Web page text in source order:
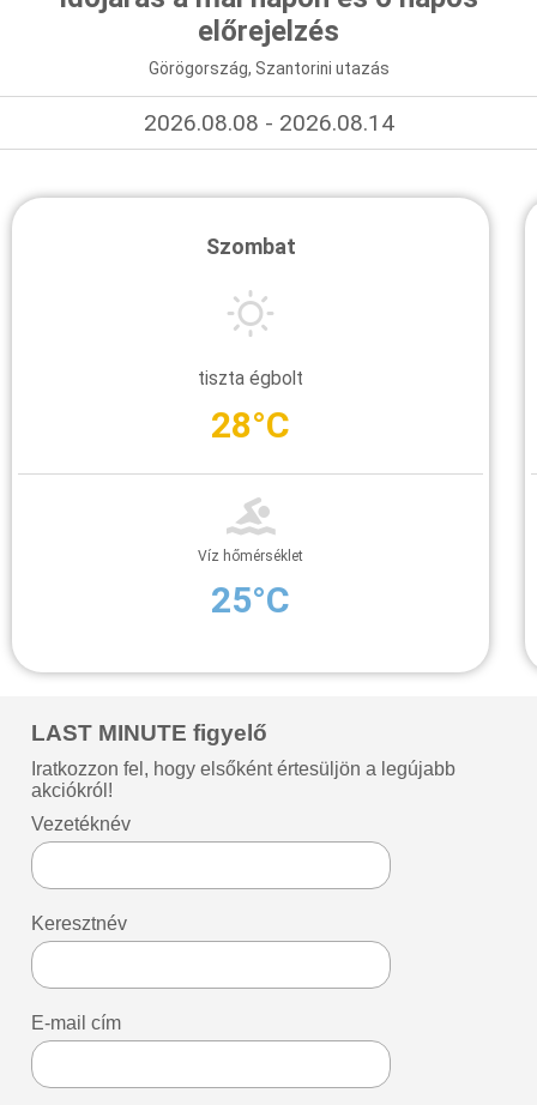
előrejelzés
Görögország, Szantorini utazás
2026.08.08 - 2026.08.14
Szombat
tiszta égbolt
28°C
Víz hőmérséklet
25°C
LAST MINUTE figyelő
Iratkozzon fel, hogy elsőként értesüljön a legújabb
akciókról!
Vezetéknév
Keresztnév
E-mail cím